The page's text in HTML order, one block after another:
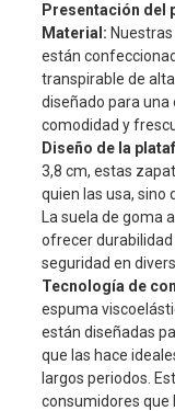
Presentación del
Material:
están
transpirable de
diseñado para
comodidad y
Diseño de la
3,8 cm, estas
quien las usa, sino
La suela de goma
ofrecer
seguridad en
Tecnología de
espuma
están diseñadas
que las hace
largos periodos.
consumidores que